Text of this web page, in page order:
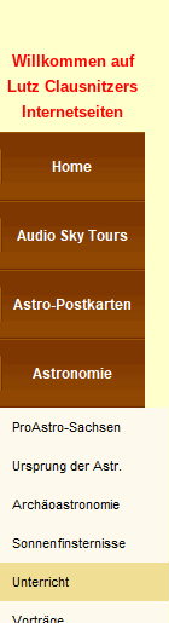
Willkommen auf
Lutz Clausnitzers
Internetseiten